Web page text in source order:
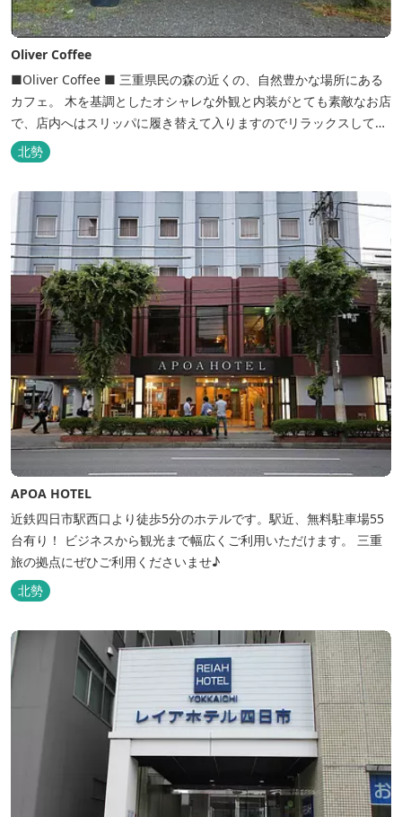
Oliver Coffee
■Oliver Coffee ■ 三重県民の森の近くの、自然豊かな場所にある
カフェ。 木を基調としたオシャレな外観と内装がとても素敵なお店
で、店内へはスリッパに履き替えて入りますのでリラックスして食
事を楽しめます。 席は店内にテーブル席や円卓、外のテラス席など
があり、お子様連れでも入りやすく居心地がいいカフェです。 森の
静かな雰囲気の中で、ゆっくり過ごすことができます。
北勢
APOA HOTEL
近鉄四日市駅西口より徒歩5分のホテルです。駅近、無料駐車場55
台有り！ ビジネスから観光まで幅広くご利用いただけます。 三重
旅の拠点にぜひご利用くださいませ♪
北勢